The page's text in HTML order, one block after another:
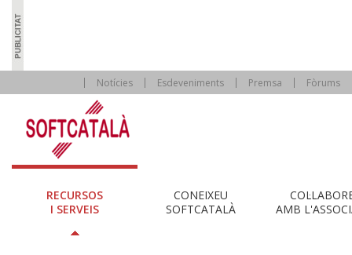
Notícies Esdeveniments Premsa Fòrums
RECURSOS
I SERVEIS
CONEIXEU
SOFTCATALÀ
AMB